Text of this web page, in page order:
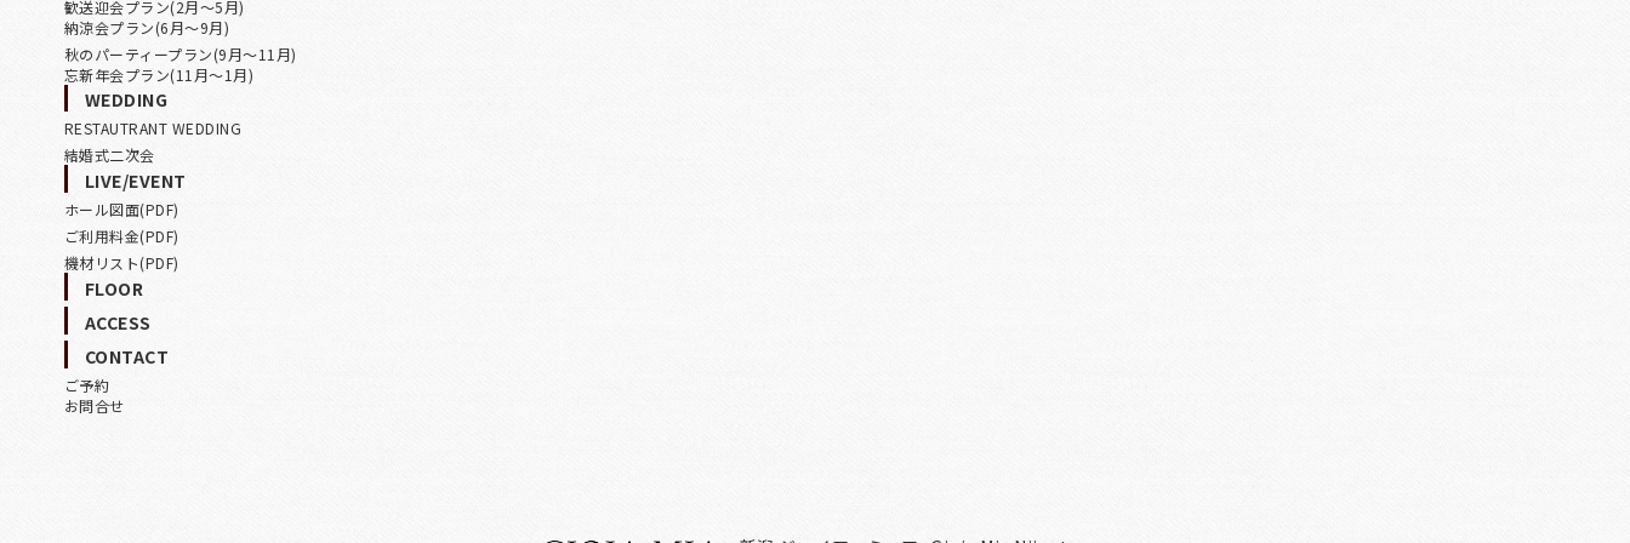
歓送迎会プラン(2月〜5月)
納涼会プラン(6月〜9月)
秋のパーティープラン(9月〜11月)
忘新年会プラン(11月〜1月)
WEDDING
RESTAUTRANT WEDDING
結婚式二次会
LIVE/EVENT
ホール図面(PDF)
ご利用料金(PDF)
機材リスト(PDF)
FLOOR
ACCESS
CONTACT
ご予約
お問合せ